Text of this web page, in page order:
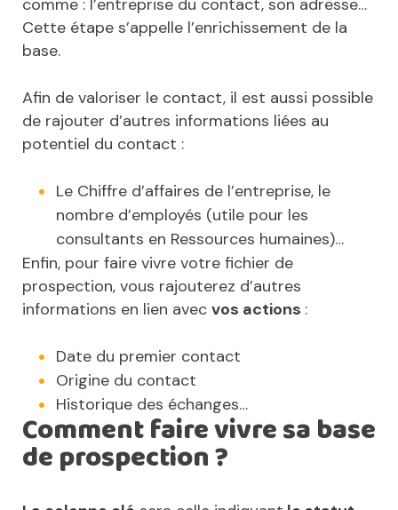
comme : l’entreprise du contact, son adresse…
Cette étape s’appelle l’enrichissement de la
base.
Afin de valoriser le contact, il est aussi possible
de rajouter d’autres informations liées au
potentiel du contact :
Le Chiffre d’affaires de l’entreprise, le
nombre d’employés (utile pour les
consultants en Ressources humaines)…
Enfin, pour faire vivre votre fichier de
prospection, vous rajouterez d’autres
informations en lien avec vos actions :
Date du premier contact
Origine du contact
Historique des échanges…
Comment faire vivre sa base
de prospection ?